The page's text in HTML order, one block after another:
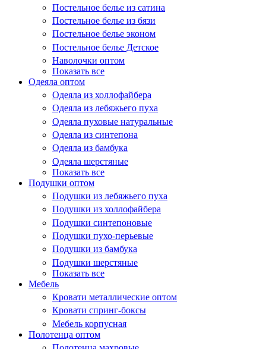
Постельное белье из сатина
Постельное белье из бязи
Постельное белье эконом
Постельное белье Детское
Наволочки оптом
Показать все
Одеяла оптом
Одеяла из холлофайбера
Одеяла из лебяжьего пуха
Одеяла пуховые натуральные
Одеяла из синтепона
Одеяла из бамбука
Одеяла шерстяные
Показать все
Подушки оптом
Подушки из лебяжьего пуха
Подушки из холлофайбера
Подушки синтепоновые
Подушки пухо-перьевые
Подушки из бамбука
Подушки шерстяные
Показать все
Мебель
Кровати металлические оптом
Кровати спринг-боксы
Мебель корпусная
Полотенца оптом